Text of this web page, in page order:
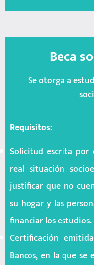
Beca
Se otorga a
Requisitos:
Solicitud escrita por
real situación
justificar que no
su hogar y las
financiar los estudios.
Certificación
Bancos, en la que